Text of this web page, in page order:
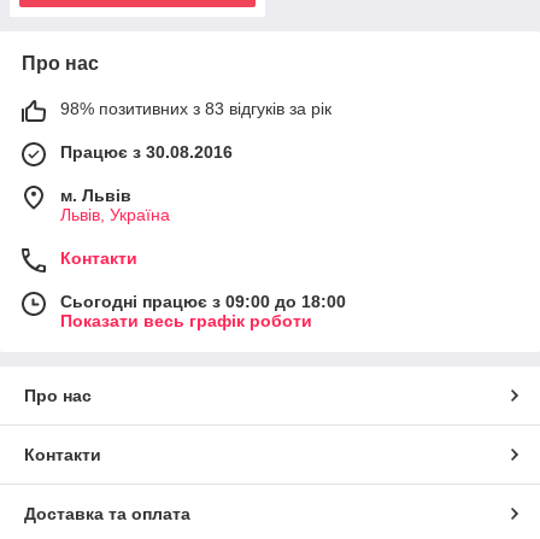
Про нас
98% позитивних з 83 відгуків за рік
Працює з 30.08.2016
м. Львів
Львів, Україна
Контакти
Сьогодні працює з 09:00 до 18:00
Показати весь графік роботи
Про нас
Контакти
Доставка та оплата